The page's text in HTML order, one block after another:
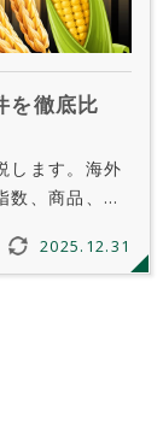
を徹底比
します。海外
数、商品、仮
また、スプ
2025.12.31